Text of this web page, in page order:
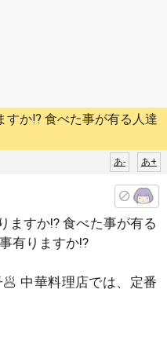
あ+
あ-
すか⁉️ 食べた事が有る
有りますか⁉️
中華料理店では、定番